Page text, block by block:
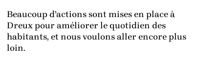
Beaucoup d’actions sont mises en place à
Dreux pour améliorer le quotidien des
habitants, et nous voulons aller encore plus
loin.